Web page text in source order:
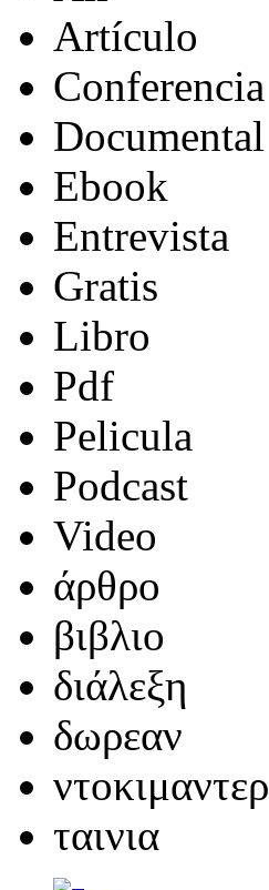
Artículo
Conferencia
Documental
Ebook
Entrevista
Gratis
Libro
Pdf
Pelicula
Podcast
Video
άρθρο
βιβλιο
διάλεξη
δωρεαν
ντοκιμαντερ
ταινια